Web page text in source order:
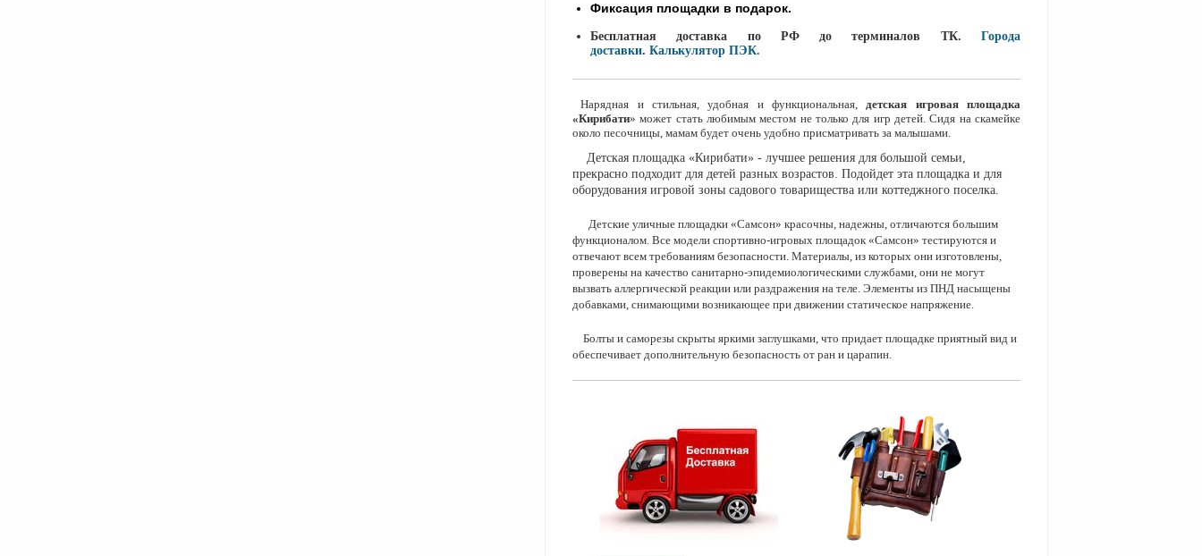
Фиксация площадки в подарок.
Бесплатная доставка по РФ до терминалов ТК. Города
доставки. Калькулятор ПЭК.
Нарядная и стильная, удобная и функциональная,
детская игровая площадка
«Кирибати» может стать любимым местом не только для игр детей. Сидя на скамейке
около песочницы, мамам будет очень удобно присматривать за малышами.
Детская площадка «Кирибати» - лучшее решения для большой семьи,
прекрасно подходит для детей разных возрастов . Подойдет эта площадка и для
оборудования игровой зоны садового товарищества или коттеджного поселка.
Детские уличные площадки «Самсон» красочны надежны, отличаются большим
функционалом . Все модели спортивно-игровых площадок «Самсон» тестируются и
отвечают всем требованиям безопасности . Материалы, из которых они изготовлены,
проверены на качество санитарно-эпидемиологическими службами, они не могут
вызвать аллергической реакции или раздражения на теле. Элементы из ПНД насыщены
добавками, снимающими возникающее при движении статическое напряжение.
Болты и саморезы скрыты яркими заглушками, что придает площадке приятный вид и
обеспечивает дополнительную безопасность от ран и царапин